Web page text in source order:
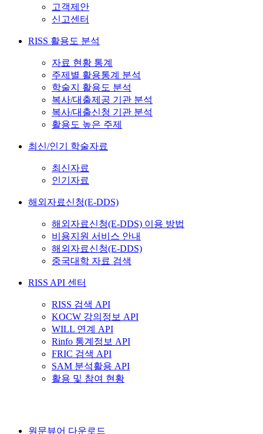
고객제안
신고센터
RISS 활용도 분석
자료 현황 통계
주제별 활용통계 분석
학술지 활용도 분석
복사/대출제공 기관 분석
복사/대출신청 기관 분석
활용도 높은 주제
최신/인기 학술자료
최신자료
인기자료
해외자료신청(E-DDS)
해외자료신청(E-DDS) 이용 방법
비용지원 서비스 안내
해외자료신청(E-DDS)
중국대학 자료 검색
RISS API 센터
RISS 검색 API
KOCW 강의정보 API
WILL 연계 API
Rinfo 통계정보 API
FRIC 검색 API
SAM 분석활용 API
활용 및 참여 현황
원문뷰어 다운로드